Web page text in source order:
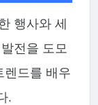
행사와 세
전을 도모
렌드를 배우
.